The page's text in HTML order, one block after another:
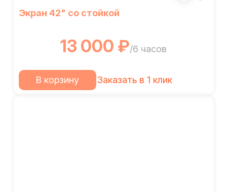
Экран 42" со стойкой
13 000 ₽/6 часов
В корзину Заказать в 1 клик